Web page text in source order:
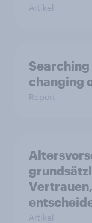
Artikel
Searching
changing
Report
Artikel